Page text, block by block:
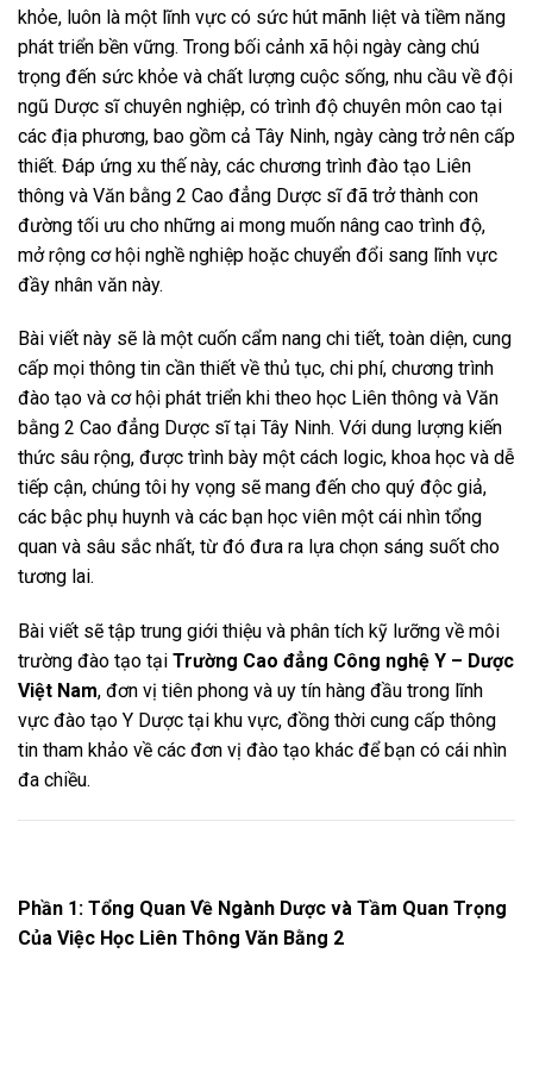
khỏe, luôn là một lĩnh vực có sức hút mãnh liệt và tiềm năng
phát triển bền vững. Trong bối cảnh xã hội ngày càng chú
trọng đến sức khỏe và chất lượng cuộc sống, nhu cầu về đội
ngũ Dược sĩ chuyên nghiệp, có trình độ chuyên môn cao tại
các địa phương, bao gồm cả Tây Ninh, ngày càng trở nên cấp
thiết. Đáp ứng xu thế này, các chương trình đào tạo Liên
thông và Văn bằng 2 Cao đẳng Dược sĩ đã trở thành con
đường tối ưu cho những ai mong muốn nâng cao trình độ,
mở rộng cơ hội nghề nghiệp hoặc chuyển đổi sang lĩnh vực
đầy nhân văn này.
Bài viết này sẽ là một cuốn cẩm nang chi tiết, toàn diện, cung
cấp mọi thông tin cần thiết về thủ tục, chi phí, chương trình
đào tạo và cơ hội phát triển khi theo học Liên thông và Văn
bằng 2 Cao đẳng Dược sĩ tại Tây Ninh. Với dung lượng kiến
thức sâu rộng, được trình bày một cách logic, khoa học và dễ
tiếp cận, chúng tôi hy vọng sẽ mang đến cho quý độc giả,
các bậc phụ huynh và các bạn học viên một cái nhìn tổng
quan và sâu sắc nhất, từ đó đưa ra lựa chọn sáng suốt cho
tương lai.
Bài viết sẽ tập trung giới thiệu và phân tích kỹ lưỡng về môi
trường đào tạo tại Trường Cao đẳng Công nghệ Y – Dược
Việt Nam, đơn vị tiên phong và uy tín hàng đầu trong lĩnh
vực đào tạo Y Dược tại khu vực, đồng thời cung cấp thông
tin tham khảo về các đơn vị đào tạo khác để bạn có cái nhìn
đa chiều.
Phần 1: Tổng Quan Về Ngành Dược và Tầm Quan Trọng
Của Việc Học Liên Thông Văn Bằng 2